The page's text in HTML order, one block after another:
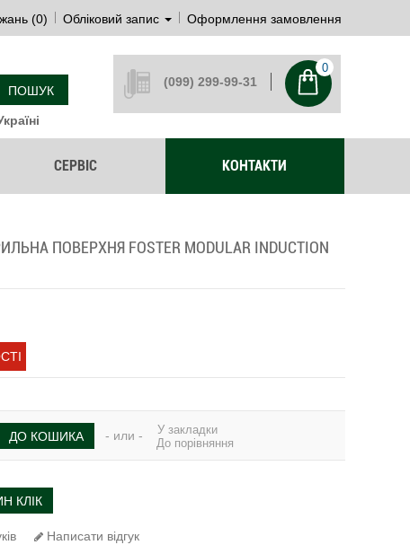
(0) Обліковий запис Оформлення замовлення
ПОШУК
(099) 299-99-31
0
СЕРВІС КОНТАКТИ
ПОВЕРХНЯ FOSTER MODULAR INDUCTION
ДО КОШИКА - или -
У закладки
До порівняння
КЛІК
Написати відгук